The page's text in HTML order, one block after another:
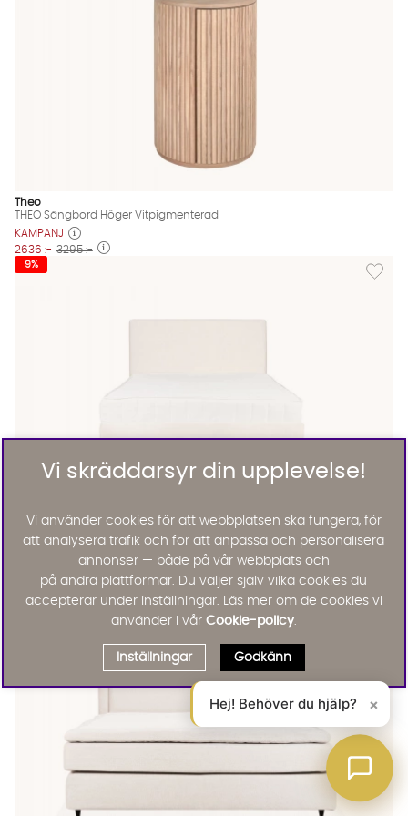
Theo
THEO Sängbord Höger Vitpigmenterad
KAMPANJ
2636 :- 3295 :-
Lägg
9%
LOVISA 120 Förvaringssäng Offwhite Finns även i dessa färger:
LOVISA 120 Förvaringssäng Offwhite
Lovisa
LOVISA 120 Förvaringssäng Offwhite
9995 :-
10995 :-
Lägg till
20%
Vi skräddarsyr din upplevelse!
Vi använder cookies för att webbplatsen ska fungera, för
att analysera trafik och för att anpassa och personalisera
annonser — både på vår webbplats och
på andra plattformar. Du väljer själv vilka cookies du
accepterar under inställningar. Läs mer om de cookies vi
använder i vår Cookie-policy.
Inställningar Godkänn
Hej! Behöver du hjälp? ×